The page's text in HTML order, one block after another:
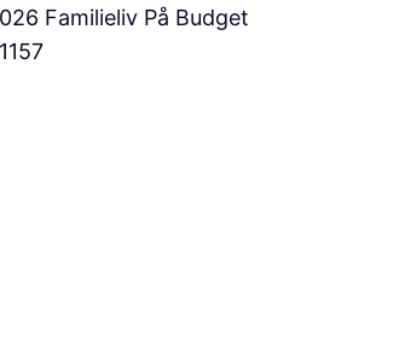
Familieliv På Budget